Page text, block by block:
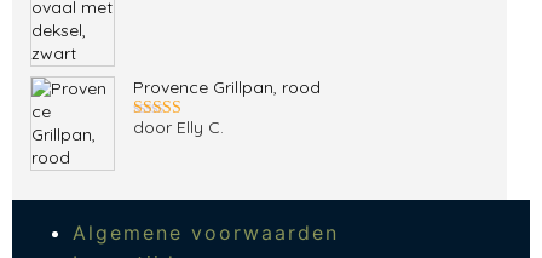
Provence Grillpan, rood
Gewaardeerd
door Elly C.
Algemene voorwaarden